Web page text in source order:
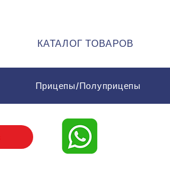
КАТАЛОГ ТОВАРОВ
Прицепы/Полуприцепы